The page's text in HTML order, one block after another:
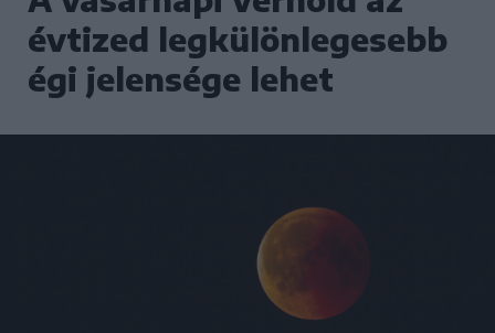
évtized legkülönlegesebb
égi jelensége lehet